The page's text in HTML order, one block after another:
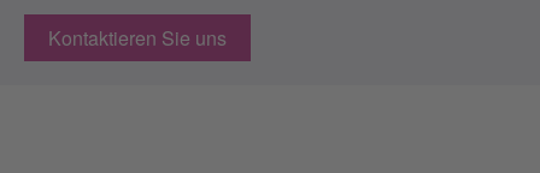
Kontaktieren Sie uns